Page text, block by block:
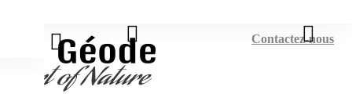
Contactez-nous